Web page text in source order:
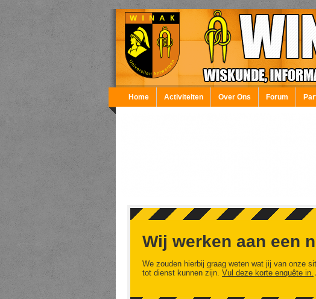
Overslaan en naar de inhoud gaan
Home Activiteiten Over Ons Forum
Wij werken aan een
We zouden hierbij graag weten wat jij van onze
tot dienst kunnen zijn. Vul deze korte enquête in.